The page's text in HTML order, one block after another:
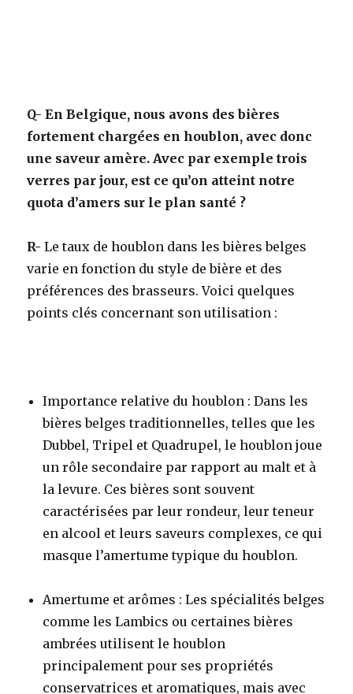
Q- En Belgique, nous avons des bières
fortement chargées en houblon, avec donc
une saveur amère. Avec par exemple trois
verres par jour, est ce qu’on atteint notre
quota d’amers sur le plan santé ?
R- Le taux de houblon dans les bières belges
varie en fonction du style de bière et des
préférences des brasseurs. Voici quelques
points clés concernant son utilisation :
Importance relative du houblon : Dans les
bières belges traditionnelles, telles que les
Dubbel, Tripel et Quadrupel, le houblon joue
un rôle secondaire par rapport au malt et à
la levure. Ces bières sont souvent
caractérisées par leur rondeur, leur teneur
en alcool et leurs saveurs complexes, ce qui
masque l’amertume typique du houblon.
Amertume et arômes : Les spécialités belges
comme les Lambics ou certaines bières
ambrées utilisent le houblon
principalement pour ses propriétés
conservatrices et aromatiques, mais avec